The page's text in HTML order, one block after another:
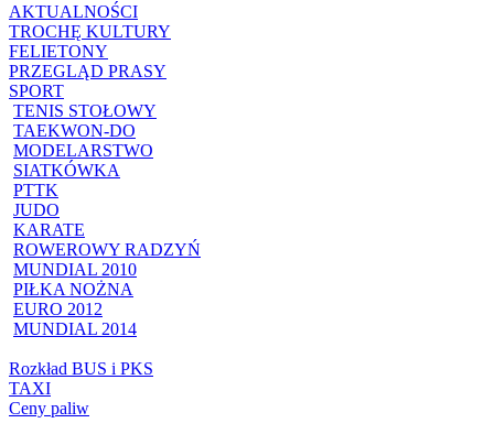
AKTUALNOŚCI
TROCHĘ KULTURY
FELIETONY
PRZEGLĄD PRASY
SPORT
TENIS STOŁOWY
TAEKWON-DO
MODELARSTWO
SIATKÓWKA
PTTK
JUDO
KARATE
ROWEROWY RADZYŃ
MUNDIAL 2010
PIŁKA NOŻNA
EURO 2012
MUNDIAL 2014
Rozkład BUS i PKS
TAXI
Ceny paliw